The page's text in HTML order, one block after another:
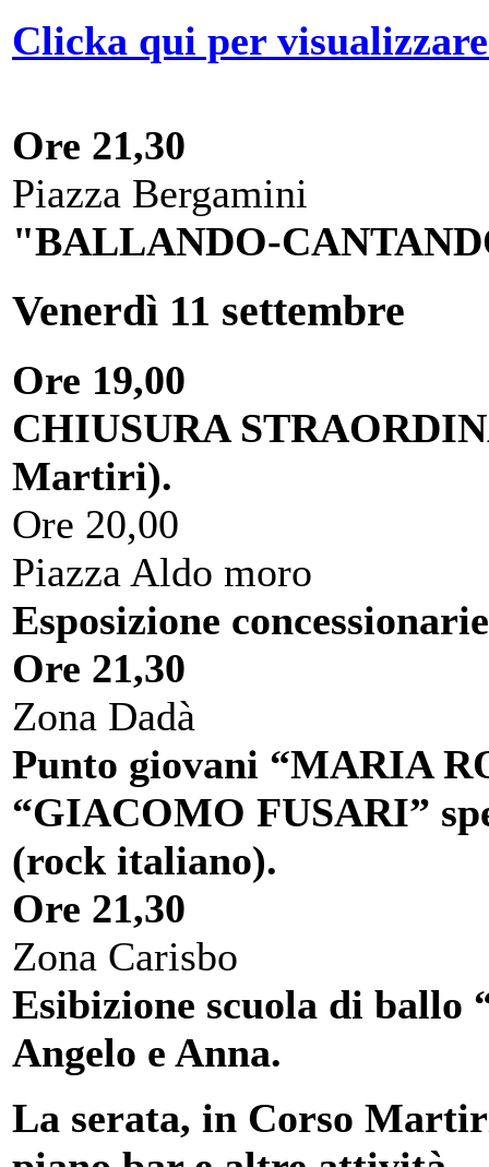
Clicka qui per
Ore 21,30
Piazza Bergamini
"BALLANDO-
Venerdì 11 settembre
Ore 19,00
CHIUSURA
Martiri).
Ore 20,00
Piazza Aldo moro
Esposizione
Ore 21,30
Zona Dadà
Punto giovani “MARIA
“GIACOMO FUSARI”
(rock italiano).
Ore 21,30
Zona Carisbo
Esibizione scuola di ballo
Angelo e Anna.
La serata, in Corso